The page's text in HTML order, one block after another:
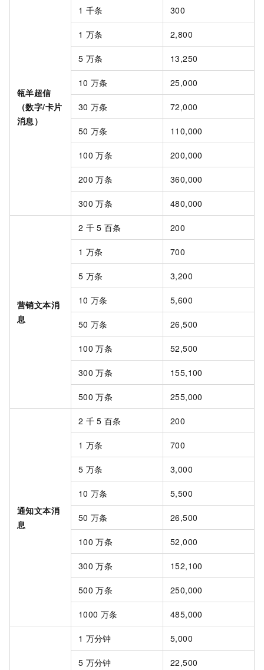
瓴羊超信
（数字/卡片
消息）
1 千条 300
1 万条 2,800
5 万条 13,250
10 万条 25,000
30 万条 72,000
50 万条 110,000
100 万条 200,000
200 万条 360,000
300 万条 480,000
营销文本消
息
2 千 5 百条 200
1 万条 700
5 万条 3,200
10 万条 5,600
50 万条 26,500
100 万条 52,500
300 万条 155,100
500 万条 255,000
通知文本消
息
2 千 5 百条 200
1 万条 700
5 万条 3,000
10 万条 5,500
50 万条 26,500
100 万条 52,000
300 万条 152,100
500 万条 250,000
1000 万条 485,000
1 万分钟 5,000
5 万分钟 22,500